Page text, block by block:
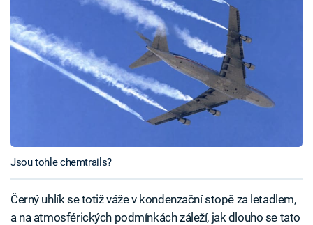
Jsou tohle chemtrails?
Černý uhlík se totiž váže v kondenzační stopě za letadlem,
a na atmosférických podmínkách záleží, jak dlouho se tato